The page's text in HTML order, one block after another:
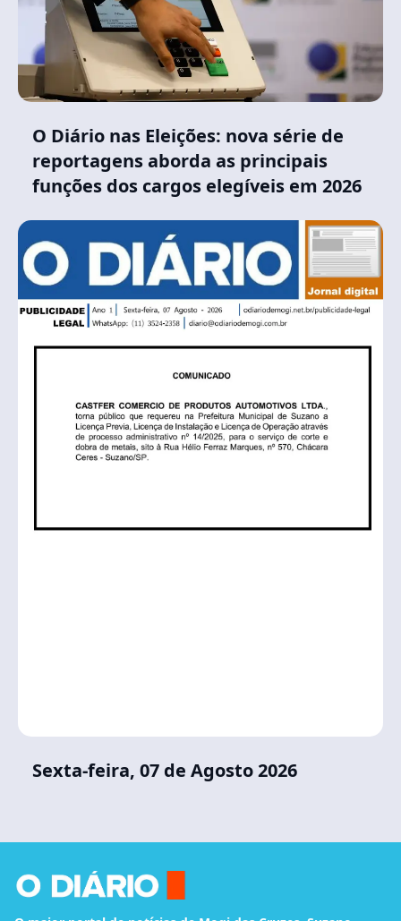
O Diário nas Eleições: nova série de
reportagens aborda as principais
funções dos cargos elegíveis em 2026
Sexta-feira, 07 de Agosto 2026